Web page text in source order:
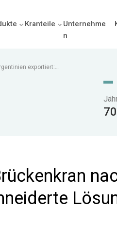
Kranteile
Unternehme
n
exportiert: